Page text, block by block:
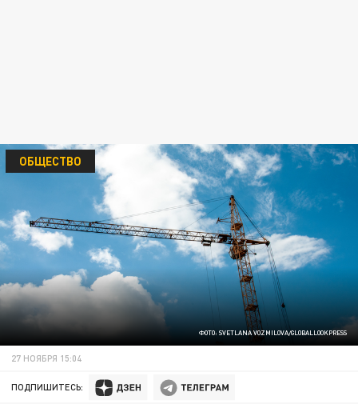
ФОТО: SVETLANA VOZMILOVA/GLOBALLOOKPRESS
ОБЩЕСТВО
27 НОЯБРЯ 15:04
ПОДПИШИТЕСЬ: